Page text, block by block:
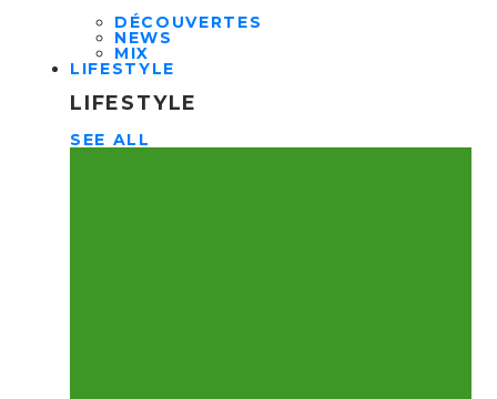
DÉCOUVERTES
NEWS
MIX
LIFESTYLE
LIFESTYLE
SEE ALL